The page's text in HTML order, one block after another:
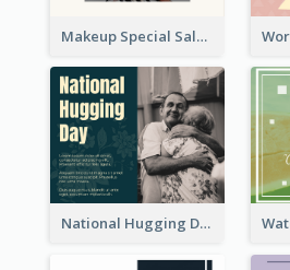
Makeup Special Sale Facebook Post
National Hugging Day Facebook Post